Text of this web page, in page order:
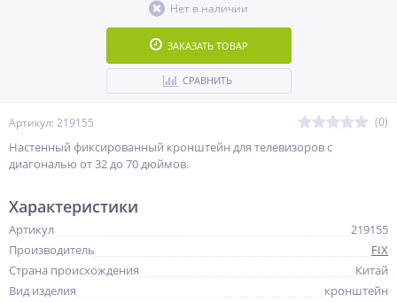
Артикул: 219155 (0)
Настенный фиксированный кронштейн для телевизоров с
диагональю от 32 до 70 дюймов.
Нет в наличии
ЗАКАЗАТЬ ТОВАР
СРАВНИТЬ
Характеристики
Артикул
219155
Производитель
FIX
Страна происхождения
Китай
Вид изделия
кронштейн